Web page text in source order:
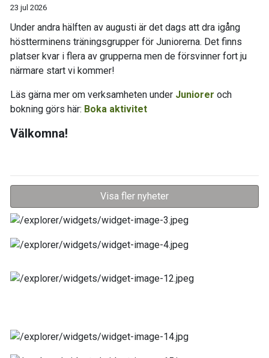
23 jul 2026
Under andra hälften av augusti är det dags att dra igång
höstterminens träningsgrupper för Juniorerna. Det finns
platser kvar i flera av grupperna men de försvinner fort ju
närmare start vi kommer!
Läs gärna mer om verksamheten under Juniorer och
bokning görs här: Boka aktivitet
Välkomna!
Visa fler nyheter